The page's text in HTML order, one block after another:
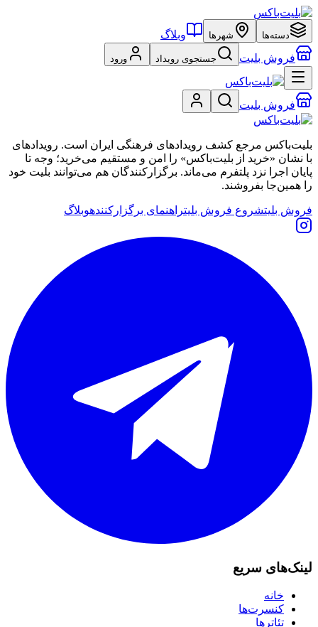
دسته‌ها شهرها
وبلاگ
فروش بلیت
جستجوی رویداد ورود
فروش بلیت
بلیت‌باکس مرجع کشف رویدادهای فرهنگی ایران است. رویدادهای
با نشان «خرید از بلیت‌باکس» را امن و مستقیم می‌خرید؛ وجه تا
پایان اجرا نزد پلتفرم می‌ماند. برگزارکنندگان هم می‌توانند بلیت خود
را همین‌جا بفروشند.
فروش بلیتشروع فروش بلیتراهنمای برگزارکنندهوبلاگ
لینک‌های سریع
خانه
کنسرت‌ها
تئاترها